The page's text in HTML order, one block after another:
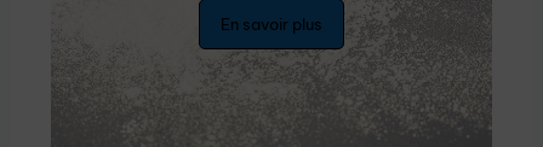
En savoir plus